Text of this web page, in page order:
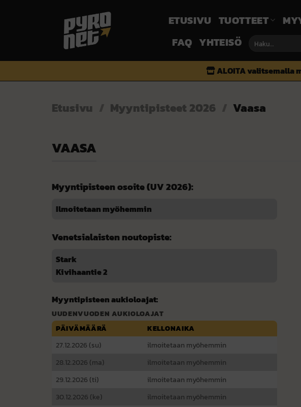
ETUSIVU TUOTTEET
FAQ YHTEISÖ
ALOITA
Etusivu Myyntipisteet 2026 Vaasa
VAASA
Myyntipisteen osoite (UV 2026):
Ilmoitetaan myöhemmin
Venetsialaisten noutopiste:
Stark
Kivihaantie 2
Myyntipisteen aukioloajat:
UUDENVUODEN AUKIOLOAJAT
PÄIVÄMÄÄRÄ
KELLONAIKA
27.12.2026 (su)
ilmoitetaan myöhemmin
28.12.2026 (ma)
ilmoitetaan myöhemmin
29.12.2026 (ti)
ilmoitetaan myöhemmin
30.12.2026 (ke)
ilmoitetaan myöhemmin